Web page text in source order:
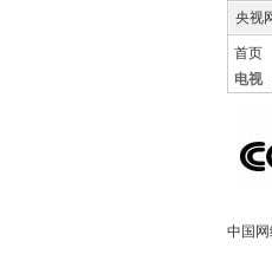
央视
首页
电视
中国